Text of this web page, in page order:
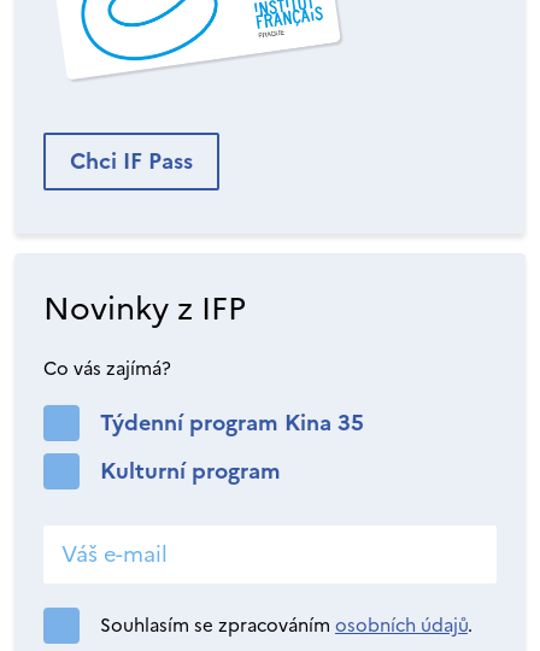
Chci IF Pass
Novinky z IFP
Co vás zajímá?
Týdenní program Kina 35
Kulturní program
Souhlasím se zpracováním osobních údajů.